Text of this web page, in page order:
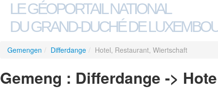
LE GÉOPORTAIL NATIONAL
DU GRAND-DUCHÉ DE
Gemengen / Differdange / Hotel, Restaurant, Wiertschaft
Gemeng : Differdange ->